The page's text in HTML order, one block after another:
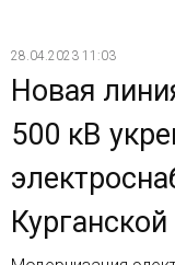
28.04.2023 11:03
Новая
500 кВ